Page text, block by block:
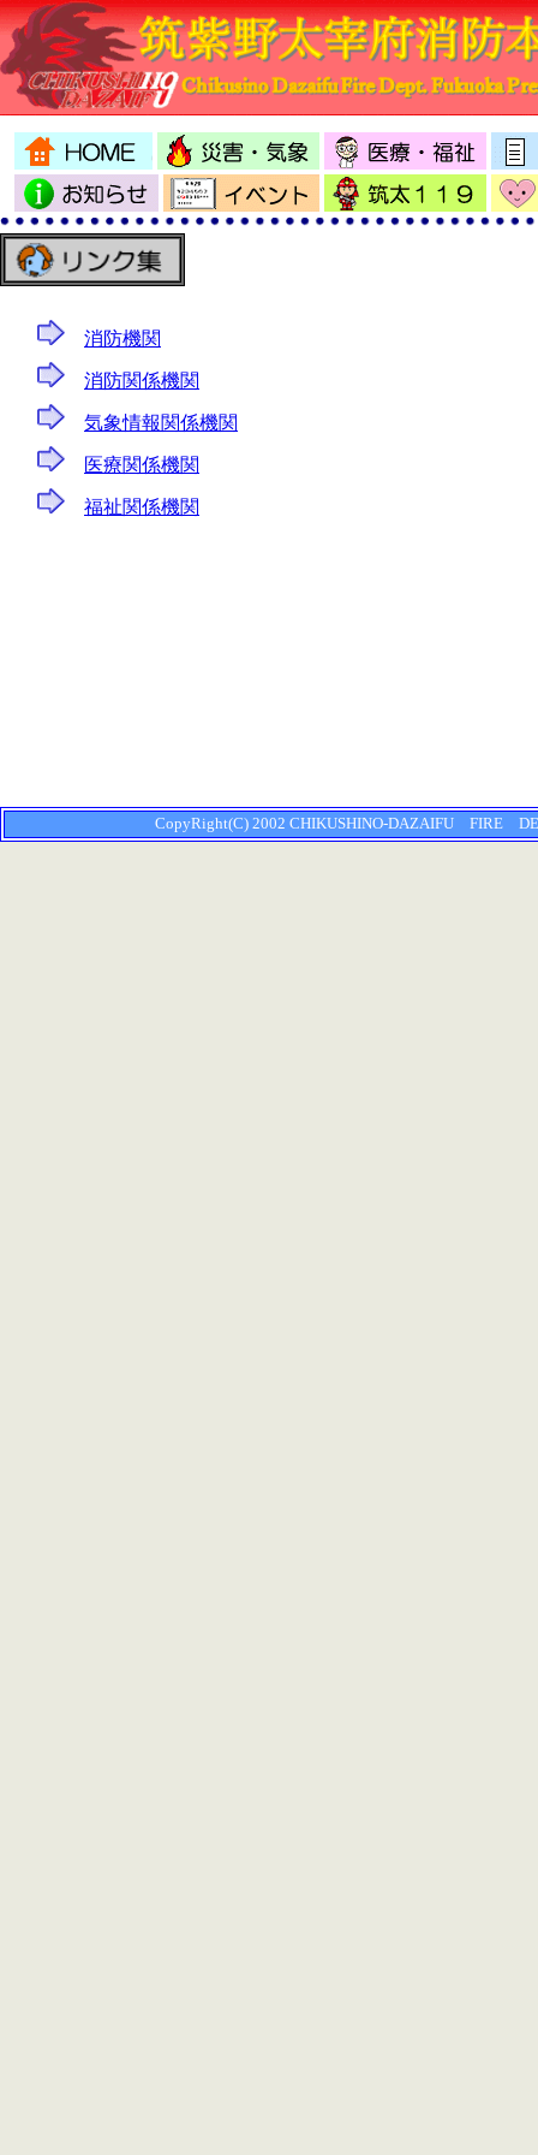
消防機関
消防関係機関
気象情報関係機関
医療関係機関
福祉関係機関
CopyRight(C) 2002 CHIKUSHINO-DAZAIFU FIRE